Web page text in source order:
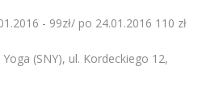
- 99zł/ po 24.01.2016 110 zł
(SNY), ul. Kordeckiego 12,